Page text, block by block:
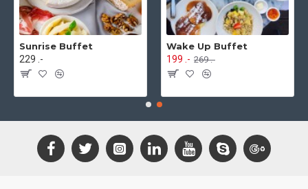
Sunrise Buffet
229 .-
Wake Up Buffet
199 .- 269 .-